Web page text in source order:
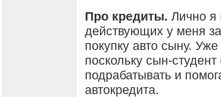
Про кредиты. Лично я
действующих у меня
покупку авто сыну.
поскольку сын-
подрабатывать и
автокредита.